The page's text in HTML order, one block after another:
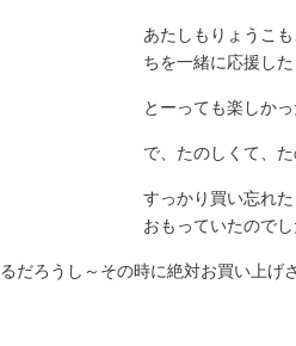
あたしもりょうこ
ちを一緒に応援し
とーっても楽しか
で、たのしくて、
すっかり買い忘れ
おもっていたので
だろうし～その時に絶対お買い上げ